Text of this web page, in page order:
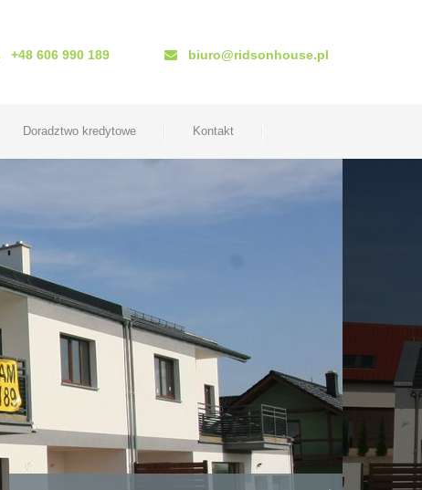
+48 606 990 189 biuro@ridsonhouse.pl
Doradztwo kredytowe Kontakt